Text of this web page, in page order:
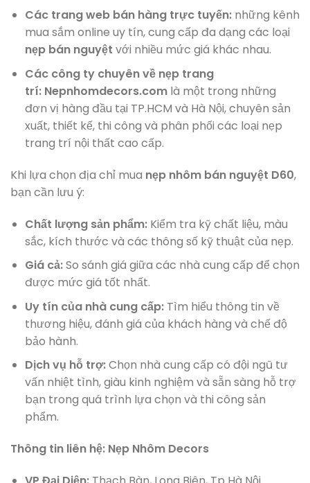
Các trang web bán hàng trực tuyến:những kênh
mua sắm online uy tín, cung cấp đa dạng các loại
nẹp bán nguyệt với nhiều mức giá khác nhau.
Các công ty chuyên về nẹp trang
trí: Nepnhomdecors.comlà một trong những
đơn vị hàng đầu tại TP.HCM và Hà Nội, chuyên sản
xuất, thiết kế, thi công và phân phối các loại nẹp
trang trí nội thất cao cấp.
Khi lựa chọn địa chỉ mua nẹp nhôm bán nguyệt D60,
bạn cần lưu ý:
Chất lượng sản phẩm:Kiểm tra kỹ chất liệu, màu
sắc, kích thước và các thông số kỹ thuật của nẹp.
Giá cả:So sánh giá giữa các nhà cung cấp để chọn
được mức giá tốt nhất.
Uy tín của nhà cung cấp:Tìm hiểu thông tin về
thương hiệu, đánh giá của khách hàng và chế độ
bảo hành.
Dịch vụ hỗ trợ:Chọn nhà cung cấp có đội ngũ tư
vấn nhiệt tình, giàu kinh nghiệm và sẵn sàng hỗ trợ
bạn trong quá trình lựa chọn và thi công sản
phẩm.
Thông tin liên hệ: Nẹp Nhôm Decors